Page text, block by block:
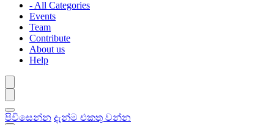
- All Categories
Events
Team
Contribute
About us
Help
පිවිසෙන්න දැන්ම එකතු වන්න